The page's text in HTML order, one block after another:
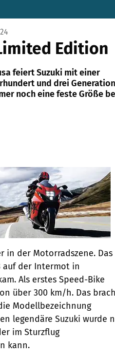
Edition
feiert Suzuki mit einer
und drei
noch eine feste Größe
in der Motorradszene. Das
auf der Intermot in
Als erstes Speed-Bike
über 300 km/h. Das
Modellbezeichnung
legendäre Suzuki wurde
im Sturzflug
kann.